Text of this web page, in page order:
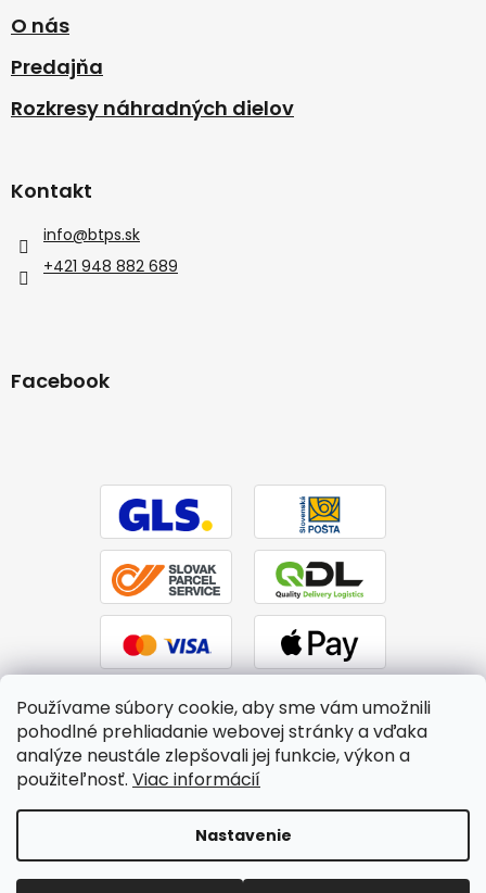
Používame súbory cookie, aby sme vám umožnili
pohodlné prehliadanie webovej stránky a vďaka
analýze neustále zlepšovali jej funkcie, výkon a
použiteľnosť. Viac informácií
Nastavenie
O nás
Predajňa
Rozkresy náhradných dielov
Kontakt
info@btps.sk
+421 948 882 689
Facebook
Copyright 2026BTPS.sk. Všetky práva vyhradené.Upraviť